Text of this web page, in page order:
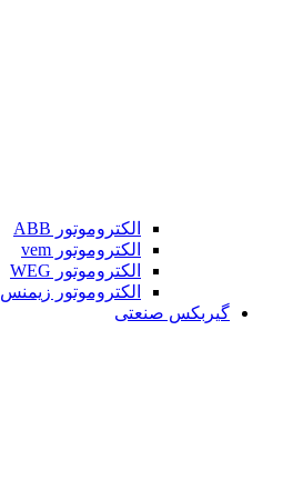
الکتروموتور ABB
الکتروموتور vem
الکتروموتور WEG
الکتروموتور زیمنس
گیربکس صنعتی